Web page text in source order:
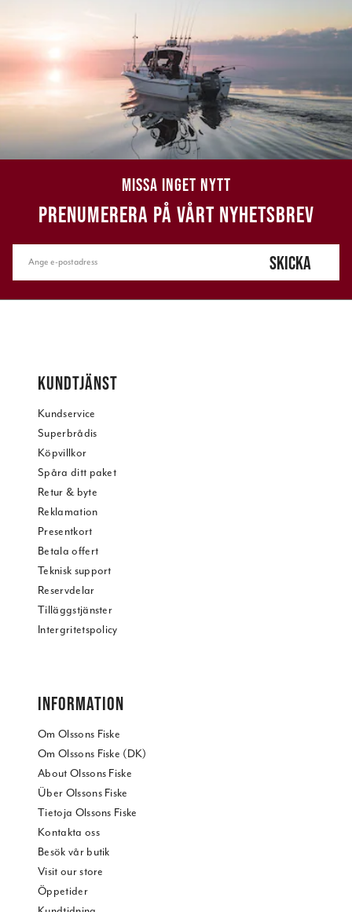
MISSA INGET NYTT
PRENUMERERA PÅ VÅRT NYHETSBREV
SKICKA
KUNDTJÄNST
Kundservice
Superbrådis
Köpvillkor
Spåra ditt paket
Retur & byte
Reklamation
Presentkort
Betala offert
Teknisk support
Reservdelar
Tilläggstjänster
Intergritetspolicy
INFORMATION
Om Olssons Fiske
Om Olssons Fiske (DK)
About Olssons Fiske
Über Olssons Fiske
Tietoja Olssons Fiske
Kontakta oss
Besök vår butik
Visit our store
Öppetider